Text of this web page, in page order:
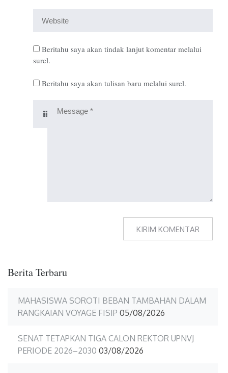
Beritahu saya akan tindak lanjut komentar melalui
surel.
Beritahu saya akan tulisan baru melalui surel.
Berita Terbaru
MAHASISWA SOROTI BEBAN TAMBAHAN DALAM
RANGKAIAN VOYAGE FISIP 05/08/2026
SENAT TETAPKAN TIGA CALON REKTOR UPNVJ
PERIODE 2026–2030 03/08/2026